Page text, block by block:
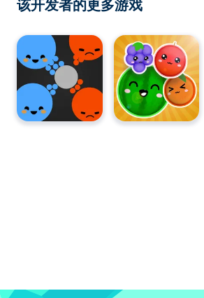
该开发者的更多游戏